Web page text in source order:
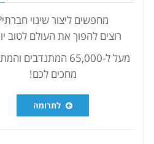
מחפשים ליצור שינוי
רוצים להפוך את העולם לטוב
מעל ל-65,000 המתנדבים
מחכים לכם!
לתרומה